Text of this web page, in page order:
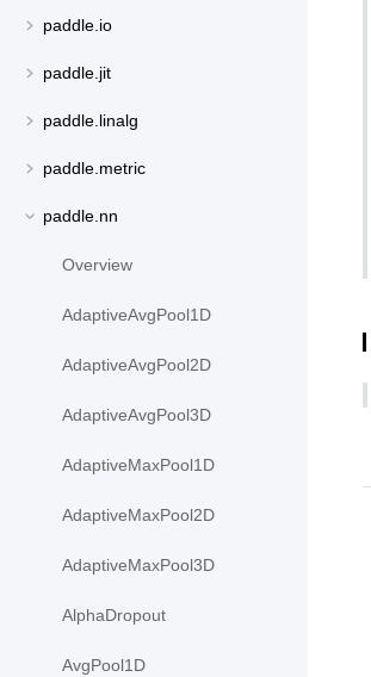
paddle.io
paddle.jit
paddle.linalg
paddle.metric
paddle.nn
Overview
AdaptiveAvgPool1D
AdaptiveAvgPool2D
AdaptiveAvgPool3D
AdaptiveMaxPool1D
AdaptiveMaxPool2D
AdaptiveMaxPool3D
AlphaDropout
AvgPool1D